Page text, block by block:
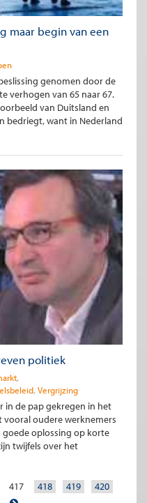
maar begin van een
genomen door de
verhogen van 65 naar 67.
van Duitsland en
bedriegt, want in Nederland
politiek
Vergrijzing
in de pap gekregen in het
oudere werknemers
goede oplossing op korte
twijfels over het
417 418 419
420